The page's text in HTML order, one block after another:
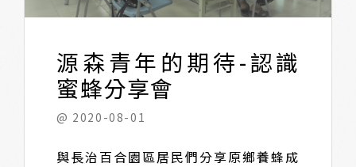
源森青年的期待-認識
蜜蜂分享會
@ 2020-08-01
與長治百合園區居民們分享原鄉養蜂成